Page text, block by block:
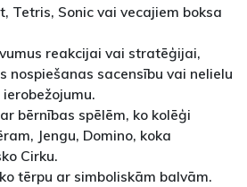
Tetris, Sonic vai vecajiem boksa
reakcijai vai stratēģijai,
nospiešanas sacensību vai nelielu
bērnības spēlēm, ko kolēģi
Jengu, Domino, koka
Cirku.
tērpu ar simboliskām balvām.